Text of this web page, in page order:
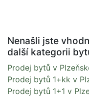
Nenašli jste
další kategorii
Prodej bytů v
Prodej bytů 1+kk v
Prodej bytů 1+1 v